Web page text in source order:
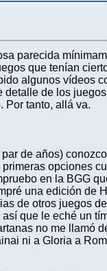
parecida
que tenían
algunos vídeos
de los
Por tanto, allá va.
par de años)
opciones
en la BGG
una edición de
de otros juegos
que le eché un
no me llamó
ni a Gloria a